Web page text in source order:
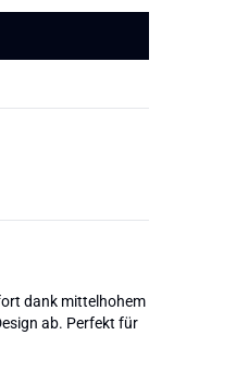
dank mittelhohem
ab. Perfekt für